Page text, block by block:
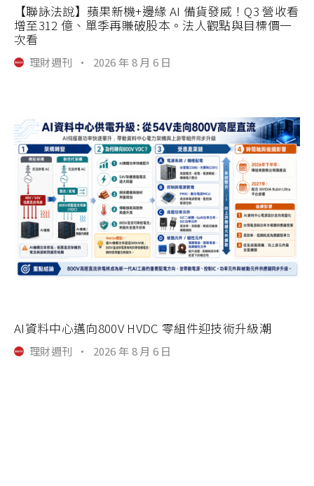
【聯詠法說】蘋果新機+邊緣 AI 備貨發威！Q3 營收看
增至312 億、單季再賺破股本。法人觀點與目標價一
次看
理財週刊 · 2026 年 8 月 6 日
AI資料中心邁向800V HVDC 零組件迎技術升級潮
理財週刊 · 2026 年 8 月 6 日